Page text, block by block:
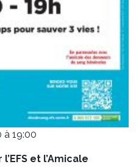
à 19:00
et l’Amicale